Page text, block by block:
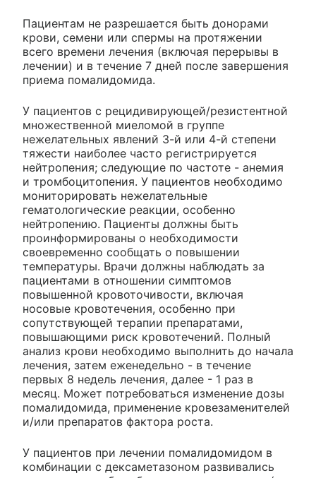
Пациентам не разрешается быть донорами
крови, семени или спермы на протяжении
всего времени лечения (включая перерывы в
лечении) и в течение 7 дней после завершения
приема помалидомида.
У пациентов с рецидивирующей/резистентной
множественной миеломой в группе
нежелательных явлений 3-й или 4-й степени
тяжести наиболее часто регистрируется
нейтропения; следующие по частоте - анемия
и тромбоцитопения. У пациентов необходимо
мониторировать нежелательные
гематологические реакции, особенно
нейтропению. Пациенты должны быть
проинформированы о необходимости
своевременно сообщать о повышении
температуры. Врачи должны наблюдать за
пациентами в отношении симптомов
повышенной кровоточивости, включая
носовые кровотечения, особенно при
сопутствующей терапии препаратами,
повышающими риск кровотечений. Полный
анализ крови необходимо выполнить до начала
лечения, затем еженедельно - в течение
первых 8 недель лечения, далее - 1 раз в
месяц. Может потребоваться изменение дозы
помалидомида, применение кровезаменителей
и/или препаратов фактора роста.
У пациентов при лечении помалидомидом в
комбинации с дексаметазоном развивались